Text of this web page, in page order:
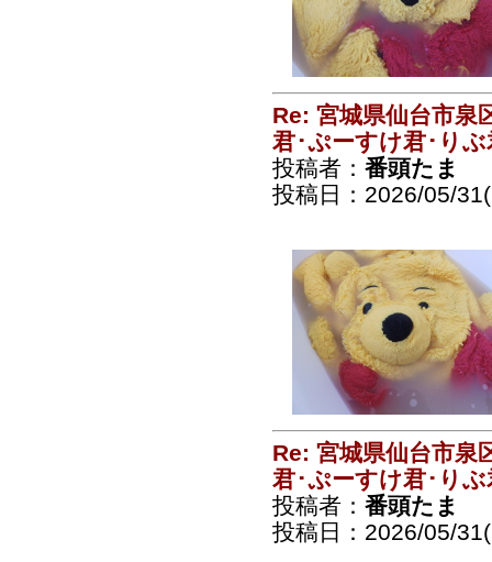
Re: 宮城県仙台市泉
君･ぷーすけ君･りぶ
投稿者： 番頭たま
投稿日：2026/05/
Re: 宮城県仙台市泉
君･ぷーすけ君･りぶ
投稿者： 番頭たま
投稿日：2026/05/